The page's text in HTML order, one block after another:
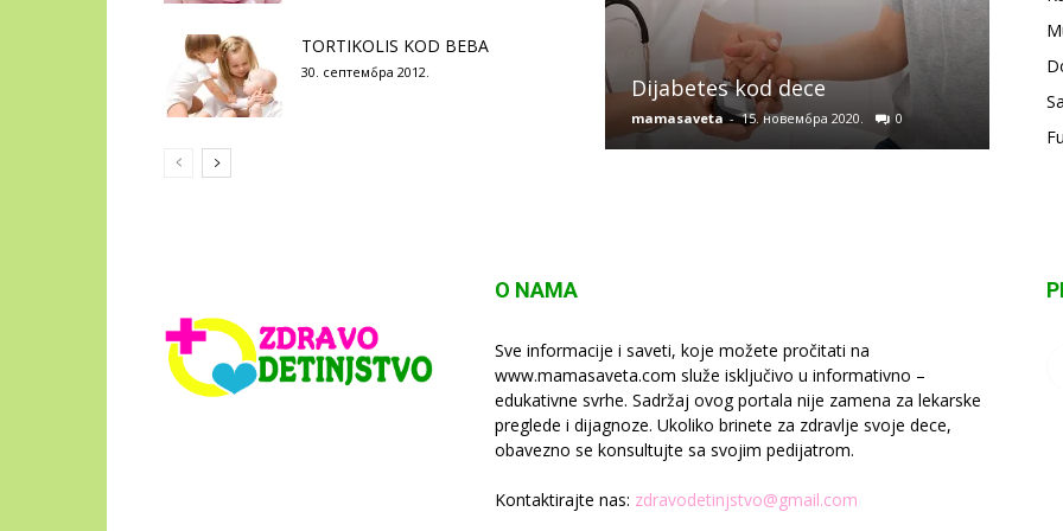
TORTIKOLIS KOD BEBA
30. септембра 2012.
Dijabetes kod dece
mamasaveta - 15. новембра 2020. 0
O NAMA
Sve informacije i saveti, koje možete pročitati na
www.mamasaveta.com služe isključivo u informativno –
edukativne svrhe. Sadržaj ovog portala nije zamena za lekarske
preglede i dijagnoze. Ukoliko brinete za zdravlje svoje dece,
obavezno se konsultujte sa svojim pedijatrom.
Kontaktirajte nas: zdravodetinjstvo@gmail.com